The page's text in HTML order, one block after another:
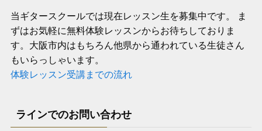
当ギタースクールでは現在レッスン生を募集中です。 ま
ずはお気軽に無料体験レッスンからお待ちしておりま
す。大阪市内はもちろん他県から通われている生徒さん
もいらっしゃいます。
体験レッスン受講までの流れ
ラインでのお問い合わせ